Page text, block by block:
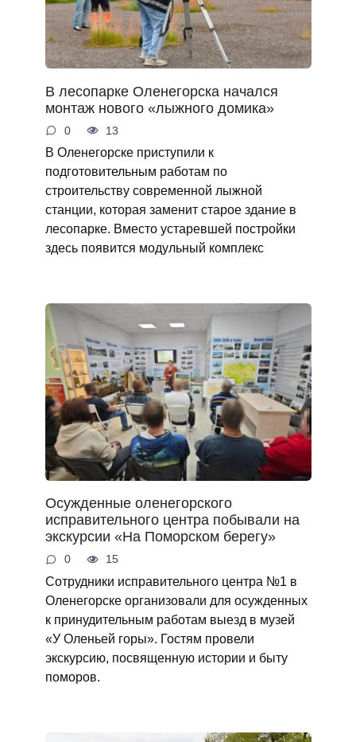
В лесопарке Оленегорска начался
монтаж нового «лыжного домика»
0 13
В Оленегорске приступили к
подготовительным работам по
строительству современной лыжной
станции, которая заменит старое здание в
лесопарке. Вместо устаревшей постройки
здесь появится модульный комплекс
Осужденные оленегорского
исправительного центра побывали на
экскурсии «На Поморском берегу»
0 15
Сотрудники исправительного центра №1 в
Оленегорске организовали для осужденных
к принудительным работам выезд в музей
«У Оленьей горы». Гостям провели
экскурсию, посвященную истории и быту
поморов.